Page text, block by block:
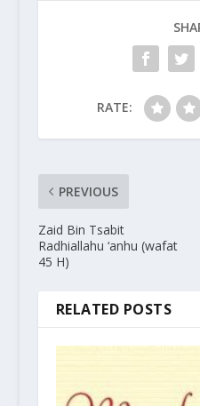
RATE:
PREVIOUS
Zaid Bin Tsabit
Radhiallahu ‘anhu (wafat
45 H)
RELATED POSTS